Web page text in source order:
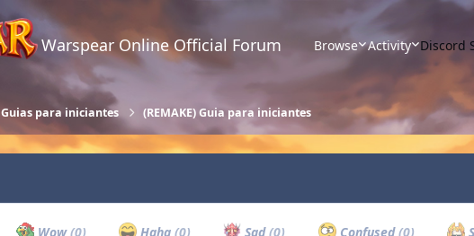
Warspear Online Official Forum Browse Activity Discord
Guias para iniciantes (REMAKE) Guia para iniciantes
Wow(0) Haha (0) Sad(0) Confused(0)